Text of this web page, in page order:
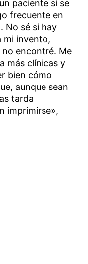
paciente si se
frecuente en
. No sé si hay
mi invento,
no encontré. Me
más clínicas y
bien cómo
aunque sean
tarda
imprimirse»,